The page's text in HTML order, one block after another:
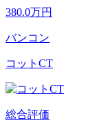
380.0万円
バンコン
コットCT
総合評価